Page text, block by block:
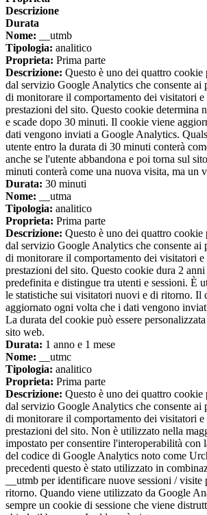
Descrizione
Durata
Nome: __utmb
Tipologia: analitico
Proprieta: Prima parte
Descrizione: Questo è uno dei quattro
dal servizio Google Analytics che consente
di monitorare il comportamento dei visitatori e
prestazioni del sito. Questo cookie determina
e scade dopo 30 minuti. Il cookie viene
dati vengono inviati a Google Analytics.
utente entro la durata di 30 minuti conterà
anche se l'utente abbandona e poi torna sul
minuti conterà come una nuova visita, ma un
Durata: 30 minuti
Nome: __utma
Tipologia: analitico
Proprieta: Prima parte
Descrizione: Questo è uno dei quattro
dal servizio Google Analytics che consente
di monitorare il comportamento dei visitatori e
prestazioni del sito. Questo cookie dura 2
predefinita e distingue tra utenti e sessioni. È
le statistiche sui visitatori nuovi e di ritorno. Il
aggiornato ogni volta che i dati vengono
La durata del cookie può essere
sito web.
Durata: 1 anno e 1 mese
Nome: __utmc
Tipologia: analitico
Proprieta: Prima parte
Descrizione: Questo è uno dei quattro
dal servizio Google Analytics che consente
di monitorare il comportamento dei visitatori e
prestazioni del sito. Non è utilizzato nella
impostato per consentire l'interoperabilità con
del codice di Google Analytics noto come
precedenti questo è stato utilizzato in
__utmb per identificare nuove sessioni /
ritorno. Quando viene utilizzato da Google
sempre un cookie di sessione che viene